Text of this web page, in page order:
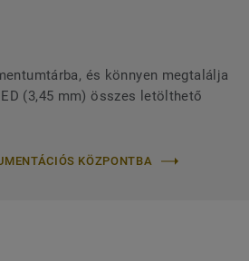
és könnyen megtalálja
(3,45 mm) összes letölthető
KÖZPONTBA